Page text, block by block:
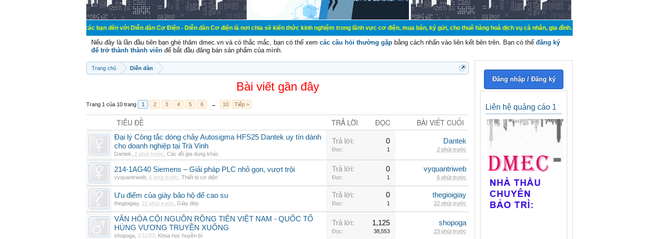
Chào mừng các bạn đến với Diễn đàn Cơ Điện - Diễn đàn Cơ điện là nơi chia sẽ kiến thức kinh nghiệm trong lãnh vực cơ điện, mua bán, ký gửi, cho thuê hàng hoá dịch vụ cá nhân, gia đình. Mua bán, ký gửi, cho thuê thiết bị hệ
Nếu đây là lần đầu tiên bạn ghé thăm dmec.vn và có thắc mắc, bạn có thể xem các câu hỏi thường gặp bằng cách nhấn vào liên kết bên trên. Bạn có thể đăng ký
để trở thành thành viên để bắt đầu đăng bán sản phẩm của mình.
Trang chủ Diễn đàn
Bài viết gần đây
Trang 1 của 10 trang 1 2 3 4 5 6 → 10 Tiếp >
TIÊU ĐỀ TRẢ LỜI ĐỌC BÀI VIẾT CUỐI
Đại lý Công tắc dòng chảy Autosigma HFS25 Dantek uy tín dành
cho doanh nghiệp tại Trà Vinh
Dantek 2 phút trước Các đồ gia dụng khác
Trả lời: 0
Đọc: 1
Dantek
2 phút trước
214-1AG40 Siemens – Giải pháp PLC nhỏ gọn, vượt trội
vyquantriweb 6 phút trước Thiết bị cơ điện
Trả lời: 0
Đọc: 1
vyquantriweb
6 phút trước
Ưu điểm của giày bảo hộ đế cao su
thegioigiay, 22 phút trước Giày dép
Trả lời: 0
Đọc: 1
thegioigiay
22 phút trước
VĂN HÓA CỘI NGUỒN RỒNG TIÊN VIỆT NAM - QUỐC TỔ
HÙNG VƯƠNG TRUYỀN XUỐNG
shopoga 1/11/23 Khoa học huyền bí
Trả lời: 1,125
Đọc: 38,553
shopoga
23 phút trước
Đăng nhập / Đăng ký
Liên hệ quảng cáo 1